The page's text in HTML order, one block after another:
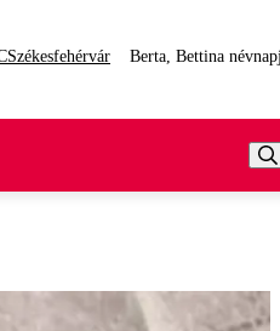
Székesfehérvár Berta, Bettina